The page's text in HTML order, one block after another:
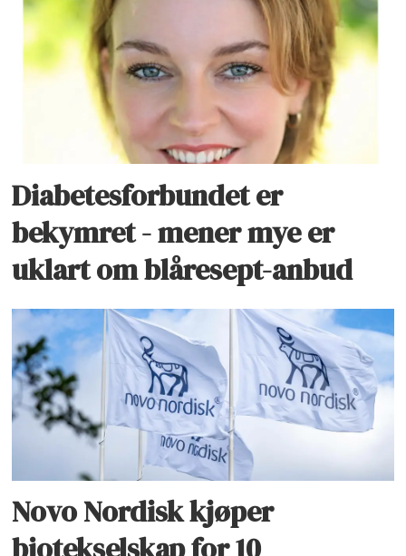
Diabetesforbundet er
bekymret - mener mye er
uklart om blåresept-anbud
Novo Nordisk kjøper